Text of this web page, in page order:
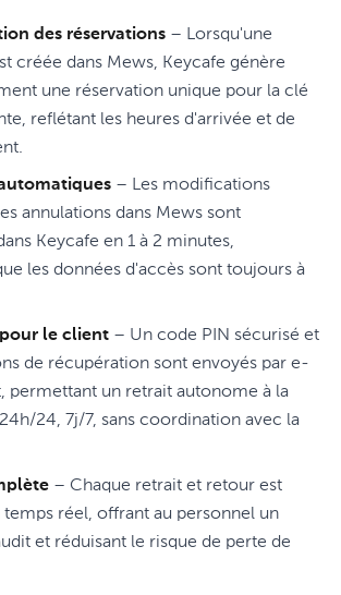
des réservations – Lorsqu'une
créée dans Mews, Keycafe génère
une réservation unique pour la clé
reflétant les heures d'arrivée et de
– Les modifications
annulations dans Mews sont
Keycafe en 1 à 2 minutes,
les données d'accès sont toujours à
le client – Un code PIN sécurisé et
de récupération sont envoyés par e-
permettant un retrait autonome à la
24, 7j/7, sans coordination avec la
– Chaque retrait et retour est
réel, offrant au personnel un
et réduisant le risque de perte de